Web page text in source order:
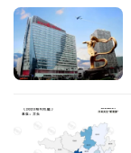
页
资
讯